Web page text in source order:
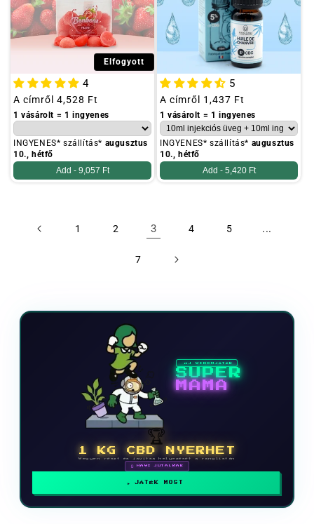
Elfogyott
4
Szokásos
ár
A címről 4,528 Ft
1 vásárolt = 1 ingyenes
INGYENES* szállítás* augusztus
10., hétfő
Add - 9,057 Ft
5
Szokásos
ár
A címről 1,437 Ft
1 vásárolt = 1 ingyenes
INGYENES* szállítás* augusztus
10., hétfő
Add - 5,420 Ft
1 2 3 4 5 ...
7
ÚJ VIDEOJÁTÉK
SUPER
MAMA
🏆
1 KG CBD NYERHET
Vegyen részt és javítsa helyezését a ranglistán
🗓 HAVI JUTALMAK
JÁTÉK MOST